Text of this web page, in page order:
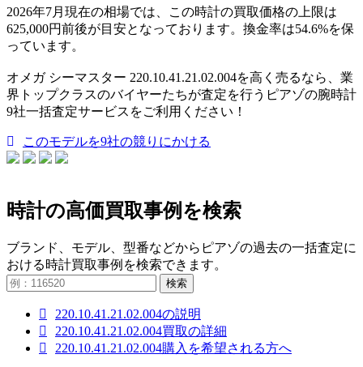
2026年7月現在の相場では、この時計の買取価格の上限は
625,000円前後が目安となっております。換金率は54.6%を保
っています。
オメガ シーマスター 220.10.41.21.02.004を高く売るなら、業
界トップクラスのバイヤーたちが査定を行うピアゾの腕時計
9社一括査定サービスをご利用ください！
このモデルを9社の競りにかける
時計の高価買取事例を検索
ブランド、モデル、型番などからピアゾの過去の一括査定に
おける時計買取事例を検索できます。
検索
220.10.41.21.02.004の説明
220.10.41.21.02.004買取の詳細
220.10.41.21.02.004購入を希望される方へ